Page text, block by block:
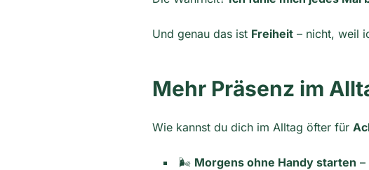
Und genau das ist Freiheit – nicht, weil
Mehr Präsenz im
Wie kannst du dich im Alltag öfter für
🌬 Morgens ohne Handy starten –